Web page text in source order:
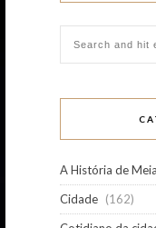
A História de
Cidade (162)